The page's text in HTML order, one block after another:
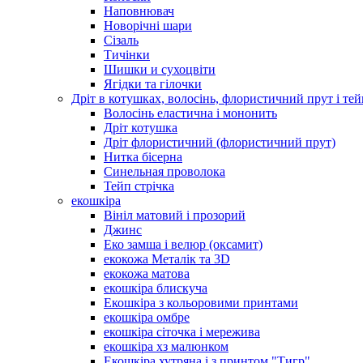
Наповнювач
Новорічні шари
Сізаль
Тичінки
Шишки и сухоцвіти
Ягідки та гілочки
Дріт в котушках, волосінь, флористичний прут і
Волосінь еластична і мононить
Дріт котушка
Дріт флористичний (флористичний прут)
Нитка бісерна
Синельная проволока
Тейп стрічка
екошкіра
Вініл матовий і прозорий
Джинс
Еко замша і велюр (оксамит)
екокожа Металік та 3D
екокожа матова
екошкіра блискуча
Екошкіра з кольоровими принтами
екошкіра омбре
екошкіра сіточка і мережива
екошкіра хз малюнком